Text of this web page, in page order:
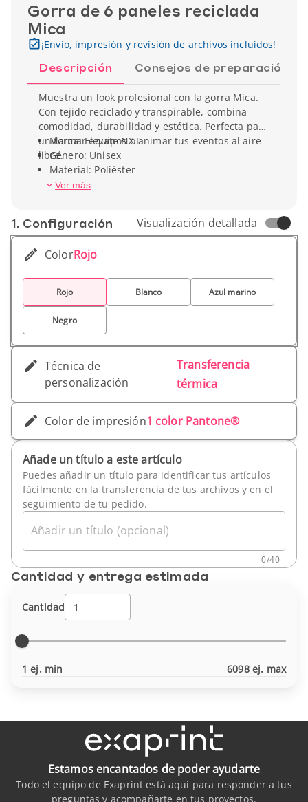
Gorra de 6 paneles reciclada
Mica
¡Envío, impresión y revisión de archivos incluidos!
Descripción Consejos de preparación
Muestra un look profesional con la gorra Mica.
Con tejido reciclado y transpirable, combina
comodidad, durabilidad y estética. Perfecta para
uniformar equipos o animar tus eventos al aire
libre.
Marca: Elevate NXT
Género: Unisex
Material: Poliéster
Peso unitario: 110 gr
Ver más
1. Conf­iguración Visualización detallada
ColorRojo
Rojo Blanco Azul marino
Negro
Técnica de
personalización
Transferencia
térmica
Color de impresión1 color Pantone®
Añade un título a este artículo
Puedes añadir un título para identificar tus artículos
fácilmente en la transferencia de tus archivos y en el
seguimiento de tu pedido.
Añadir un título (opcional)
0/40
Cantidad y entrega estimada
Cantidad
1 ej. min 6098 ej. max
Estamos encantados de poder ayudarte
Todo el equipo de Exaprint está aquí para responder a tus
preguntas y acompañarte en tus proyectos.